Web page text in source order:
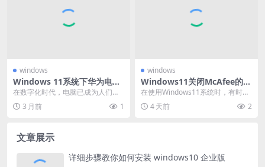
windows
Windows 11系统下华为电脑
管家安装遇阻，问题究竟出在
在数字化时代，电脑已成为人们生
活和工作中不可或缺的工具，操作
系统与各类软件的适配...
3 月前 1
windows
Windows11关闭McAfee的方
法，你知道吗？
在使用Windows11系统时，有时会
遇到需要关闭McAfee的情况。McA
fe...4 天前 2
文章展示
详细步骤教你如何安装 windows10 企业版